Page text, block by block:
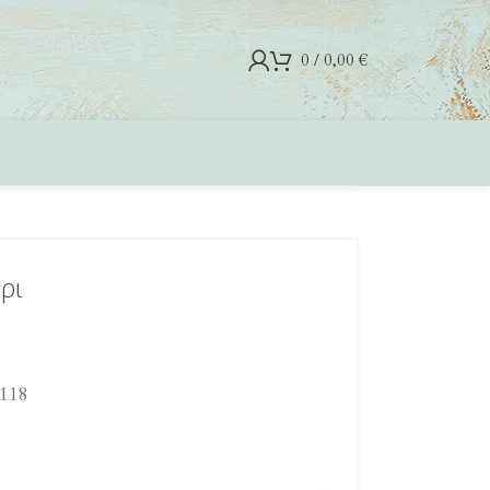
0 / 0,00€